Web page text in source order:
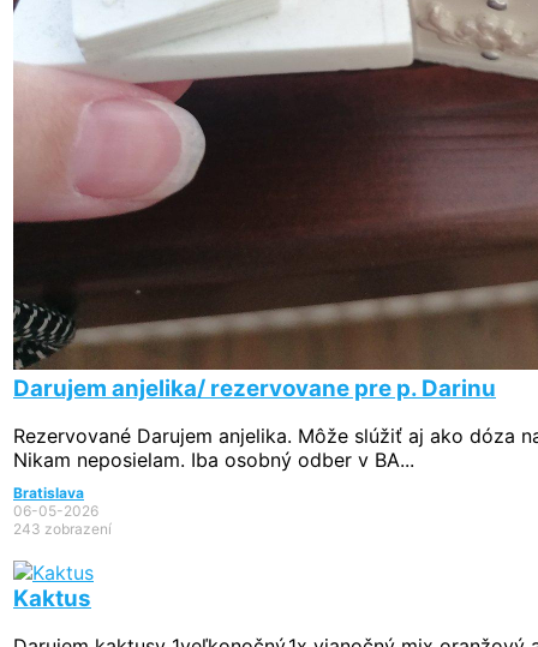
Darujem anjelika/ rezervovane pre p. Darinu
Rezervované Darujem anjelika. Môže slúžiť aj ako dóza
Nikam neposielam. Iba osobný odber v BA...
Bratislava
06-05-2026
243 zobrazení
Kaktus